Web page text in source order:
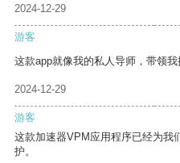
2024-12-29
游客
这款app就像我的私人导师，带领我
2024-12-29
游客
这款加速器VPM应用程序已经为我
护。